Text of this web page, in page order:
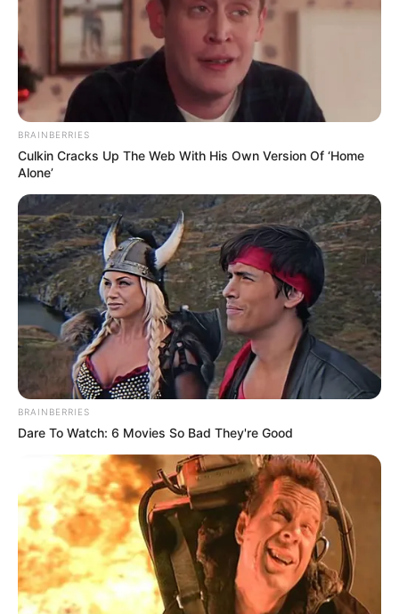
BRAINBERRIES
Culkin Cracks Up The Web With His Own Version Of ‘Home
Alone’
BRAINBERRIES
Dare To Watch: 6 Movies So Bad They're Good